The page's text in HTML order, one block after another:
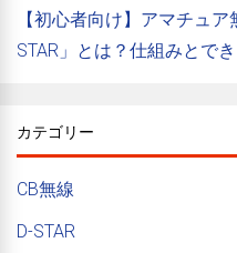
【初心者向け】アマチュ
STAR」とは？仕組みとで
カテゴリー
CB無線
D-STAR